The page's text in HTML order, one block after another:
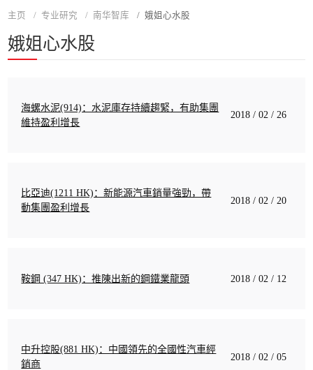
主页 专业研究 南华智库 娥姐心水股
娥姐心水股
海螺水泥(914)：水泥庫存持續趨緊，有助集團
維持盈利增長
2018 / 02 / 26
比亞迪(1211 HK)：新能源汽車銷量強勁，帶
動集團盈利增長
2018 / 02 / 20
鞍鋼 (347 HK)：推陳出新的鋼鐵業龍頭 2018 / 02 / 12
中升控股(881 HK)：中國領先的全國性汽車經
銷商
2018 / 02 / 05